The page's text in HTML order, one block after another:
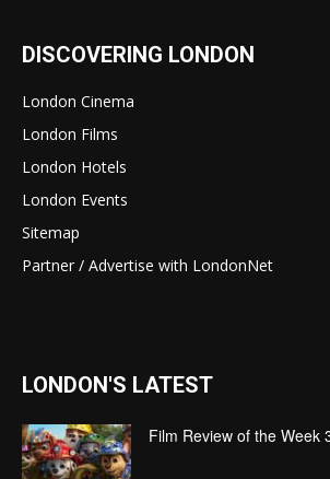
DISCOVERING LONDON
London Cinema
London Films
London Hotels
London Events
Sitemap
Partner / Advertise with LondonNet
LONDON'S LATEST
Film Review of the Week